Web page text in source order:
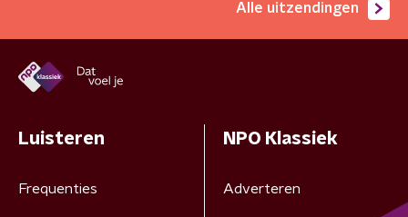
Alle uitzendingen
Luisteren
Frequenties
NPO Klassiek
Adverteren